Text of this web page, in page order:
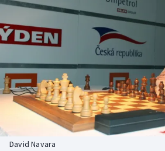
DALŠÍ SPORTY
Americký fotbal
Baseball a softbal
NEPŘEHLÉDNĚTE
Soutěže
Historické návraty
David Navara